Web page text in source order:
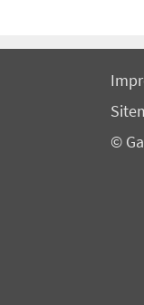
©